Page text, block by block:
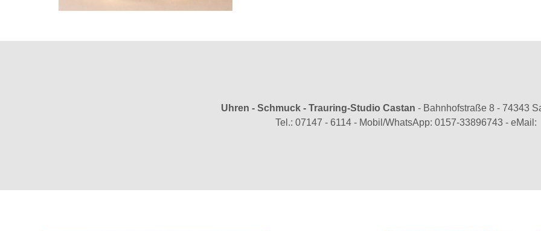
Uhren - Schmuck - Trauring-Studio Castan - Bahnhofstraße 8 - 74343
Tel.: 07147 - 6114 - Mobil/WhatsApp: 0157-33896743 - eMail: